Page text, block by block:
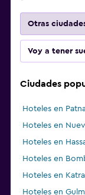
Otras
Voy a tener
Ciudades
Hoteles en
Hoteles en
Hoteles en
Hoteles en
Hoteles en Katra
Hoteles en